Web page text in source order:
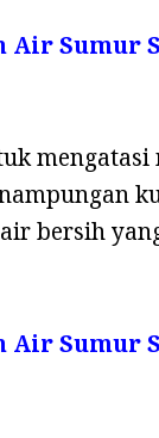
Air Sumur
bersih
Air Sumur